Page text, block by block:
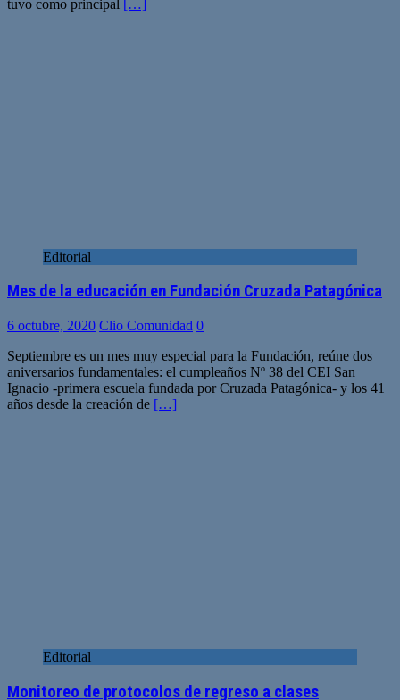
tuvo como principal […]
Editorial
Mes de la educación en Fundación Cruzada Patagónica
6 octubre, 2020 Clio Comunidad 0
Septiembre es un mes muy especial para la Fundación, reúne dos
aniversarios fundamentales: el cumpleaños Nº 38 del CEI San
Ignacio -primera escuela fundada por Cruzada Patagónica- y los 41
años desde la creación de […]
Editorial
Monitoreo de protocolos de regreso a clases